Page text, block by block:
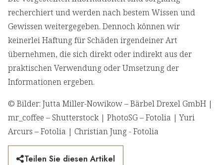
recherchiert und werden nach bestem Wissen und
Gewissen weitergegeben. Dennoch können wir
keinerlei Haftung für Schäden irgendeiner Art
übernehmen, die sich direkt oder indirekt aus der
praktischen Verwendung oder Umsetzung der
Informationen ergeben.
© Bilder: Jutta Miller-Nowikow – Bärbel Drexel GmbH |
mr_coffee – Shutterstock | PhotoSG – Fotolia | Yuri
Arcurs – Fotolia | Christian Jung - Fotolia
Teilen Sie diesen Artikel